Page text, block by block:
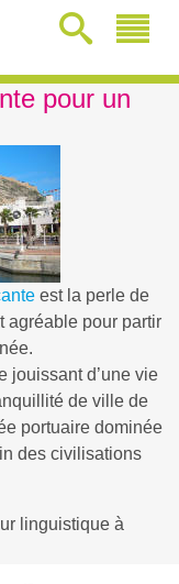
pour un
est la perle de
agréable pour partir
jouissant d’une vie
de ville de
portuaire dominée
des civilisations
linguistique à